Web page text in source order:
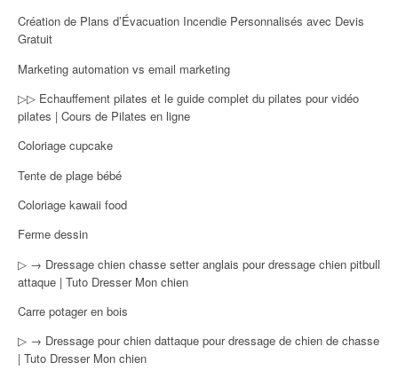
Création de Plans d’Évacuation Incendie Personnalisés avec Devis
Gratuit
Marketing automation vs email marketing
▷▷ Echauffement pilates et le guide complet du pilates pour vidéo
pilates | Cours de Pilates en ligne
Coloriage cupcake
Tente de plage bébé
Coloriage kawaii food
Ferme dessin
▷ → Dressage chien chasse setter anglais pour dressage chien pitbull
attaque | Tuto Dresser Mon chien
Carre potager en bois
▷ → Dressage pour chien dattaque pour dressage de chien de chasse
| Tuto Dresser Mon chien